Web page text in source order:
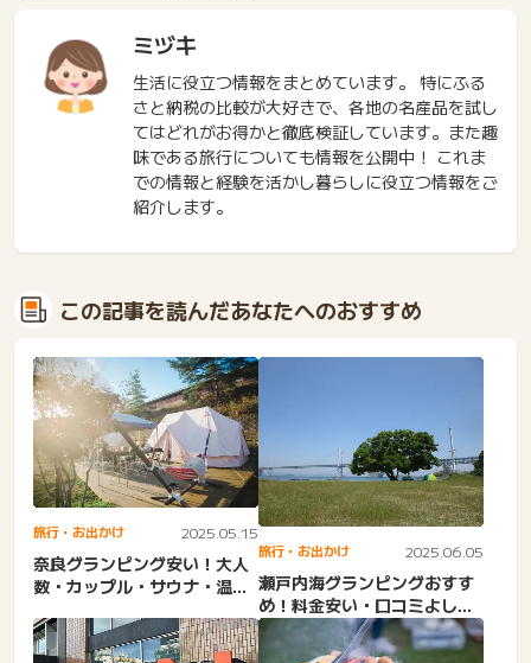
ミヅキ
生活に役立つ情報をまとめています。 特にふる
さと納税の比較が大好きで、各地の名産品を試し
てはどれがお得かと徹底検証しています。また趣
味である旅行についても情報を公開中！ これま
での情報と経験を活かし暮らしに役立つ情報をご
紹介します。
この記事を読んだあなたへのおすすめ
旅行・お出かけ 2025.05.15
奈良グランピング安い！大人
数・カップル・サウナ・温泉
ド...
旅行・お出かけ 2025.06.05
瀬戸内海グランピングおすす
め！料金安い・口コミよし・
人気カップル。グランピス
パ...